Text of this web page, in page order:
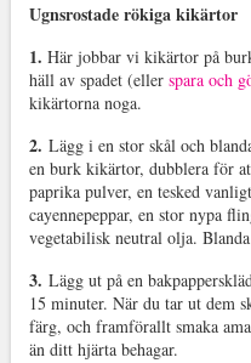
Ugnsrostade rökiga kikärtor
1. Här jobbar vi kikärtor på
häll av spadet (eller spara och
kikärtorna noga.
2. Lägg i en stor skål och
en burk kikärtor, dubblera för
paprika pulver, en tesked
cayennepeppar, en stor nypa
vegetabilisk neutral olja.
3. Lägg ut på en
15 minuter. När du tar ut dem
färg, och framförallt smaka
än ditt hjärta behagar.